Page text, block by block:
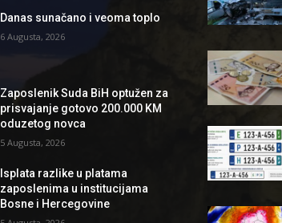
Danas sunačano i veoma toplo
6 Augusta, 2026
Zaposlenik Suda BiH optužen za
prisvajanje gotovo 200.000 KM
oduzetog novca
5 Augusta, 2026
Isplata razlike u platama
zaposlenima u institucijama
Bosne i Hercegovine